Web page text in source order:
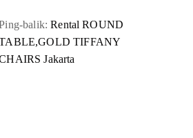
balik:Rental ROUND
TIFFANY
Jakarta